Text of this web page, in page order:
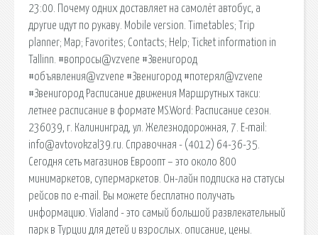
23:00. Почему одних доставляет на самолёт автобус, а
другие идут по рукаву. Mobile version. Timetables; Trip
planner; Map; Favorites; Contacts; Help; Ticket information in
Tallinn. #вопросы@vzvene #Звенигород
#объявления@vzvene #Звенигород #потерял@vzvene
#Звенигород Расписание движения Маршрутных такси:
летнее расписание в формате MS.Word: Расписание сезон.
236039, г. Калининград, ул. Железнодорожная, 7. E-mail:
info@avtovokzal39.ru. Справочная - (4012) 64-36-35.
Сегодня сеть магазинов Евроопт – это около 800
минимаркетов, супермаркетов. Он-лайн подписка на статусы
рейсов по e-mail. Вы можете бесплатно получать
информацию. Vialand - это самый большой развлекательный
парк в Турции для детей и взрослых. описание, цены.